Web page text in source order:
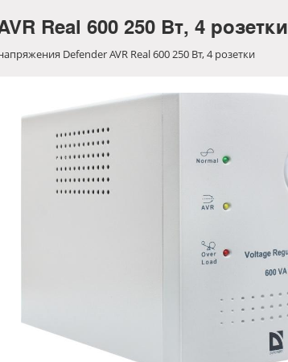
Real 600 250 Вт, 4 розетки
Defender AVR Real 600 250 Вт, 4 розетки